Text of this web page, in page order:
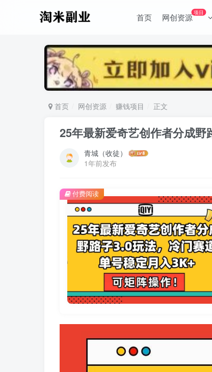
首页 网创资源项目
首页 网创资源 赚钱项目 正文
25年最新爱奇艺创作者分成
青城（收徒）
1年前发布
付费阅读